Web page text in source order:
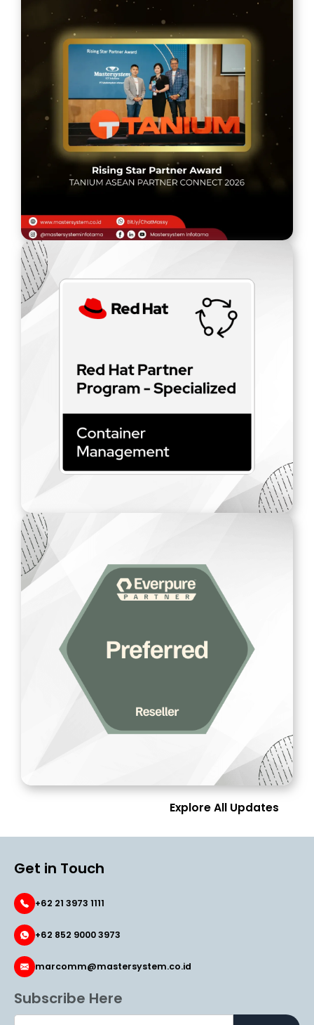
Explore All Updates
Get in Touch
+62 21 3973 1111
+62 852 9000 3973
marcomm@mastersystem.co.id
Subscribe Here